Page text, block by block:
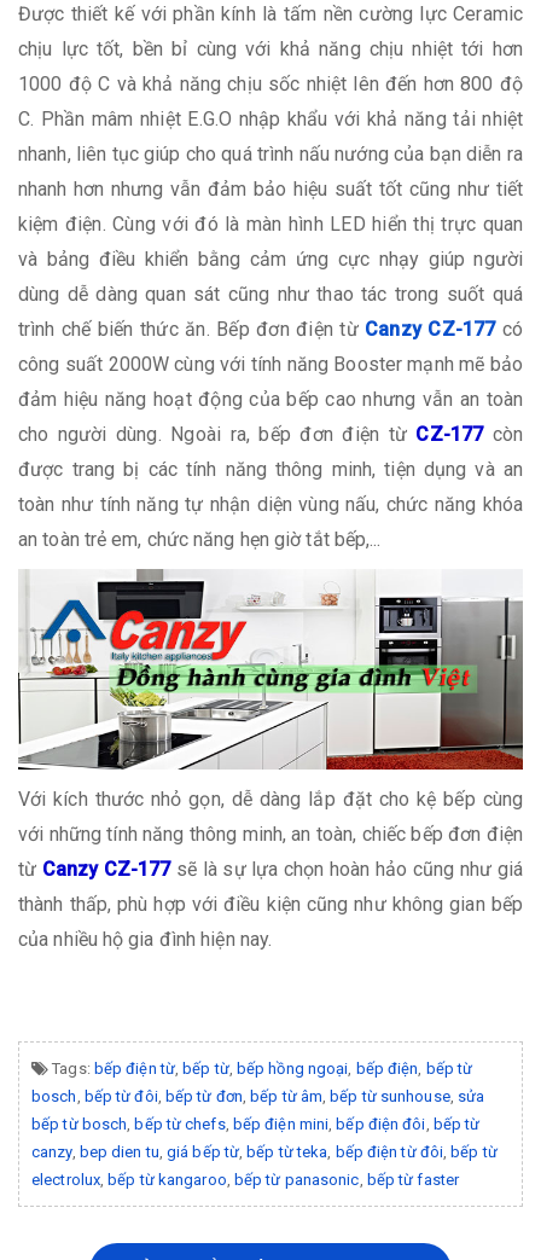
Được thiết kế với phần kính là tấm nền cường lực Ceramic
chịu lực tốt, bền bỉ cùng với khả năng chịu nhiệt tới hơn
1000 độ C và khả năng chịu sốc nhiệt lên đến hơn 800 độ
C. Phần mâm nhiệt E.G.O nhập khẩu với khả năng tải nhiệt
nhanh, liên tục giúp cho quá trình nấu nướng của bạn diễn ra
nhanh hơn nhưng vẫn đảm bảo hiệu suất tốt cũng như tiết
kiệm điện. Cùng với đó là màn hình LED hiển thị trực quan
và bảng điều khiển bằng cảm ứng cực nhạy giúp người
dùng dễ dàng quan sát cũng như thao tác trong suốt quá
trình chế biến thức ăn. Bếp đơn điện từ Canzy CZ-177 có
công suất 2000W cùng với tính năng Booster mạnh mẽ bảo
đảm hiệu năng hoạt động của bếp cao nhưng vẫn an toàn
cho người dùng. Ngoài ra, bếp đơn điện từ CZ-177 còn
được trang bị các tính năng thông minh, tiện dụng và an
toàn như tính năng tự nhận diện vùng nấu, chức năng khóa
an toàn trẻ em, chức năng hẹn giờ tắt bếp,...
Với kích thước nhỏ gọn, dễ dàng lắp đặt cho kệ bếp cùng
với những tính năng thông minh, an toàn, chiếc bếp đơn điện
từ Canzy CZ-177 sẽ là sự lựa chọn hoàn hảo cũng như giá
thành thấp, phù hợp với điều kiện cũng như không gian bếp
của nhiều hộ gia đình hiện nay.
Tags: bếp điện từ,bếp từ, bếp hồng ngoại bếp điện bếp từ
bosch bếp từ đôi, bếp từ đơn ,bếp từ âm ,bếp từ sunhouse, sửa
bếp từ bosch ,bếp từ chefs, bếp điện mini ,bếp điện đôi bếp từ
canzy, bep dien tu ,giá bếp từ ,bếp từ teka bếp điện từ đôi ,bếp từ
electrolux ,bếp từ kangaroo bếp từ panasonic bếp từ faster